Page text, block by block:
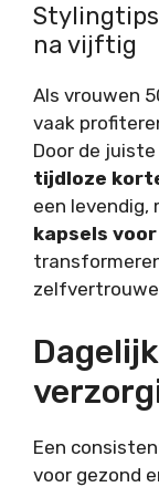
na vijftig
Als vrouwen
vaak
Door de
tijdloze
een levendig,
kapsels
Een
voor gezond